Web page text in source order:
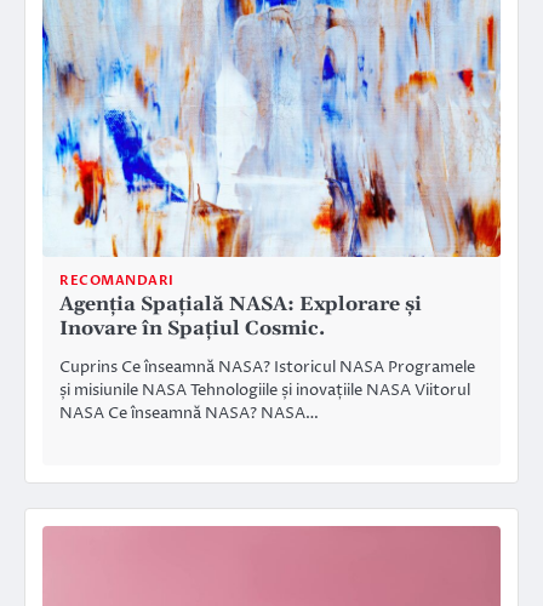
RECOMANDARI
Agenția Spațială NASA: Explorare și
Inovare în Spațiul Cosmic.
Cuprins Ce înseamnă NASA? Istoricul NASA Programele
și misiunile NASA Tehnologiile și inovațiile NASA Viitorul
NASA Ce înseamnă NASA? NASA…